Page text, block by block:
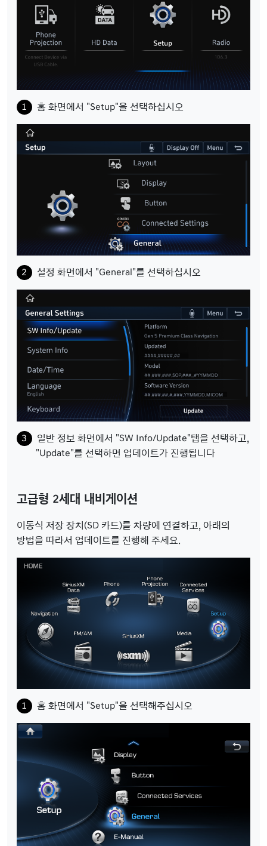
홈 화면에서 "Setup"을 선택하십시오
설정 화면에서 "General"를 선택하십시오
일반 정보 화면에서 "SW Info/Update"탭을 선택하고,
"Update"를 선택하면 업데이트가 진행됩니다
고급형 2세대 내비게이션
이동식 저장 장치(SD 카드)를 차량에 연결하고, 아래의
방법을 따라서 업데이트를 진행해 주세요.
홈 화면에서 "Setup"을 선택해주십시오